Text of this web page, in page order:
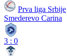
Prva liga Srbije
Smederevo Carina
3 : 0